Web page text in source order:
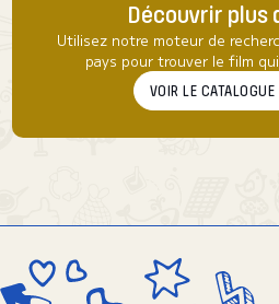
Découvrir plus
Utilisez notre moteur de
pays pour trouver le film
VOIR LE